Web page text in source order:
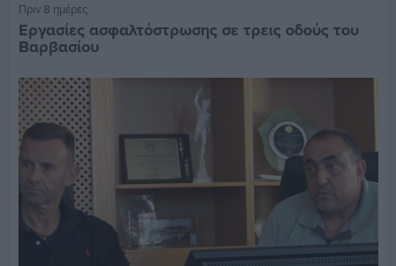
Πριν 8 ημέρες
Εργασίες ασφαλτόστρωσης σε τρεις οδούς του
Βαρβασίου